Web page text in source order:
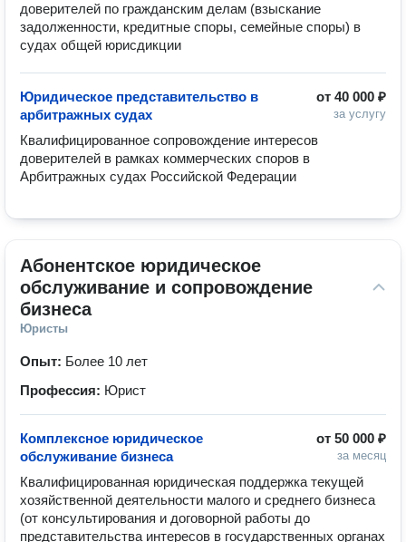
доверителей по гражданским делам (взыскание
задолженности, кредитные споры, семейные споры) в
судах общей юрисдикции
от 40 000 ₽
за услугу
Юридическое представительство в
арбитражных судах
Квалифицированное сопровождение интересов
доверителей в рамках коммерческих споров в
Арбитражных судах Российской Федерации
Абонентское юридическое
обслуживание и сопровождение
бизнеса
Юристы
Опыт: Более 10 лет
Профессия: Юрист
от 50 000 ₽
за месяц
Комплексное юридическое
обслуживание бизнеса
Квалифицированная юридическая поддержка текущей
хозяйственной деятельности малого и среднего бизнеса
(от консультирования и договорной работы до
представительства интересов в государственных органах